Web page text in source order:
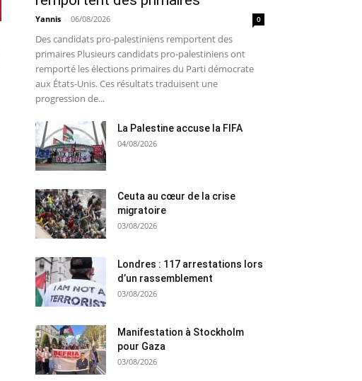
Yannis - 06/08/2026 0
Des candidats pro-palestiniens remportent des
primaires Plusieurs candidats pro-palestiniens ont
remporté les élections primaires du Parti démocrate
aux États-Unis. Ces résultats traduisent une
progression de...
La Palestine accuse la FIFA
04/08/2026
Ceuta au cœur de la crise
migratoire
03/08/2026
Londres : 117 arrestations lors
d’un rassemblement
03/08/2026
Manifestation à Stockholm
pour Gaza
03/08/2026